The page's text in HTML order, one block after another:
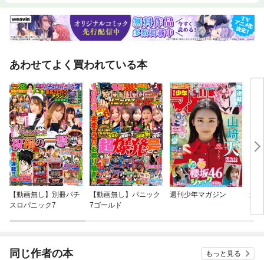
あわせてよく買われている本
【動画無し】別冊パチ
スロパニック7
【動画無し】パニック
7ゴールド
週刊少年マガジン 週
同じ作者の本 もっと見る